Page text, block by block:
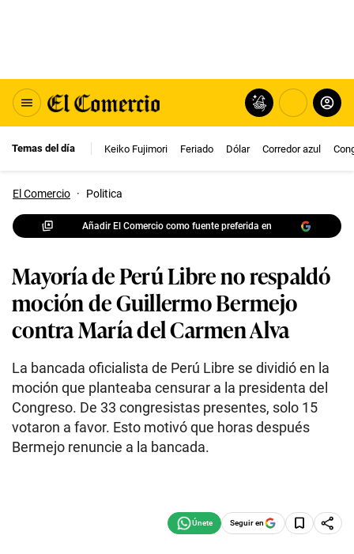
Temas del día Keiko Fujimori Feriado Dólar Corredor azul
El Comercio · Politica
Añadir El Comercio como fuente preferida en
Mayoría de Perú Libre no respaldó
moción de Guillermo Bermejo
contra María del Carmen Alva
La bancada oficialista de Perú Libre se dividió en la
moción que planteaba censurar a la presidenta del
Congreso. De 33 congresistas presentes, solo 15
votaron a favor. Esto motivó que horas después
Bermejo renuncie a la bancada.
Seguir en